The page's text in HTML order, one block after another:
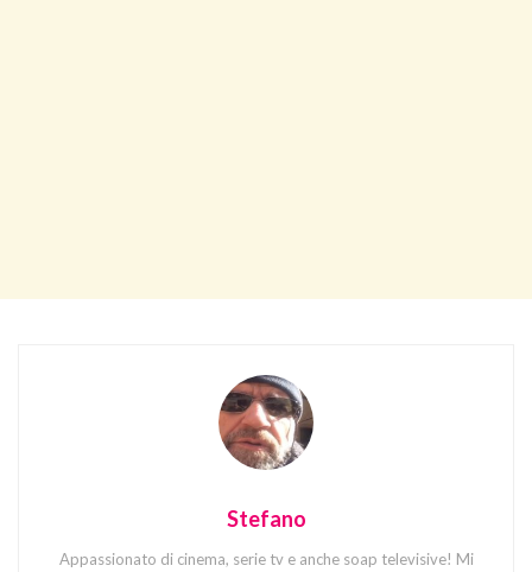
Stefano
Appassionato di cinema, serie tv e anche soap televisive! Mi